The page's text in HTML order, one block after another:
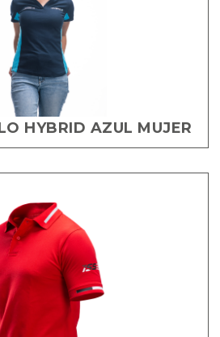
HYBRID AZUL MUJER